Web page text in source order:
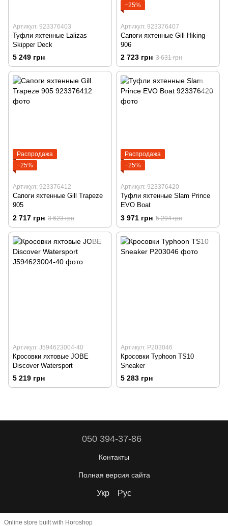
Артикул: 923376403
Туфли яхтенные Lalizas
Skipper Deck
5 249 грн
−25%
Артикул: 923376407
Сапоги яхтенные Gill Hiking
906
2 723 грн 3 631 грн
Распродажа
−25%
Артикул: 923376412
Сапоги яхтенные Gill Trapeze
905
2 717 грн 3 623 грн
Распродажа
−25%
Артикул: 923376420
Туфли яхтенные Slam Prince
EVO Boat
3 971 грн 5 294 грн
Артикул: J594623004-40
Кросовки яхтовые JOBE
Discover Watersport
5 219 грн
Артикул: P203046
Кросовки Typhoon TS10
Sneaker
5 283 грн
050 394-37-86
Контакты
Полная версия сайта
Укр Рус
Online store built with Horoshop